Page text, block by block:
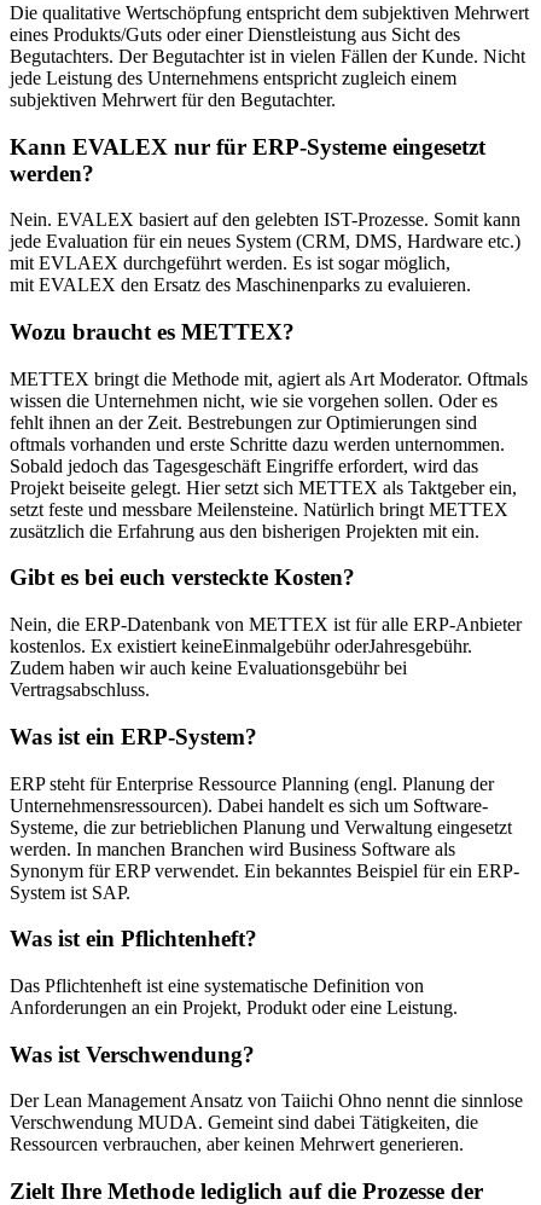
Die qualitative Wertschöpfung entspricht dem subjektiven Mehrwert
eines Produkts/Guts oder einer Dienstleistung aus Sicht des
Begutachters. Der Begutachter ist in vielen Fällen der Kunde. Nicht
jede Leistung des Unternehmens entspricht zugleich einem
subjektiven Mehrwert für den Begutachter.
Kann EVALEX nur für ERP-Systeme eingesetzt
werden?
Nein. EVALEX basiert auf den gelebten IST-Prozesse. Somit kann
jede Evaluation für ein neues System (CRM, DMS, Hardware etc.)
mit EVLAEX durchgeführt werden. Es ist sogar möglich,
mit EVALEX den Ersatz des Maschinenparks zu evaluieren.
Wozu braucht es METTEX?
METTEX bringt die Methode mit, agiert als Art Moderator. Oftmals
wissen die Unternehmen nicht, wie sie vorgehen sollen. Oder es
fehlt ihnen an der Zeit. Bestrebungen zur Optimierungen sind
oftmals vorhanden und erste Schritte dazu werden unternommen.
Sobald jedoch das Tagesgeschäft Eingriffe erfordert, wird das
Projekt beiseite gelegt. Hier setzt sich METTEX als Taktgeber ein,
setzt feste und messbare Meilensteine. Natürlich bringt METTEX
zusätzlich die Erfahrung aus den bisherigen Projekten mit ein.
Gibt es bei euch versteckte Kosten?
Nein, die ERP-Datenbank von METTEX ist für alle ERP-Anbieter
kostenlos. Ex existiert keineEinmalgebühr oderJahresgebühr.
Zudem haben wir auch keine Evaluationsgebühr bei
Vertragsabschluss.
Was ist ein ERP-System?
ERP steht für Enterprise Ressource Planning (engl. Planung der
Unternehmensressourcen). Dabei handelt es sich um Software-
Systeme, die zur betrieblichen Planung und Verwaltung eingesetzt
werden. In manchen Branchen wird Business Software als
Synonym für ERP verwendet. Ein bekanntes Beispiel für ein ERP-
System ist SAP.
Was ist ein Pflichtenheft?
Das Pflichtenheft ist eine systematische Definition von
Anforderungen an ein Projekt, Produkt oder eine Leistung.
Was ist Verschwendung?
Der Lean Management Ansatz von Taiichi Ohno nennt die sinnlose
Verschwendung MUDA. Gemeint sind dabei Tätigkeiten, die
Ressourcen verbrauchen, aber keinen Mehrwert generieren.
Zielt Ihre Methode lediglich auf die Prozesse der